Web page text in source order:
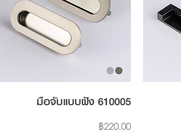
Quick View
มือจับแบบฝัง 610005
Price
฿220.00